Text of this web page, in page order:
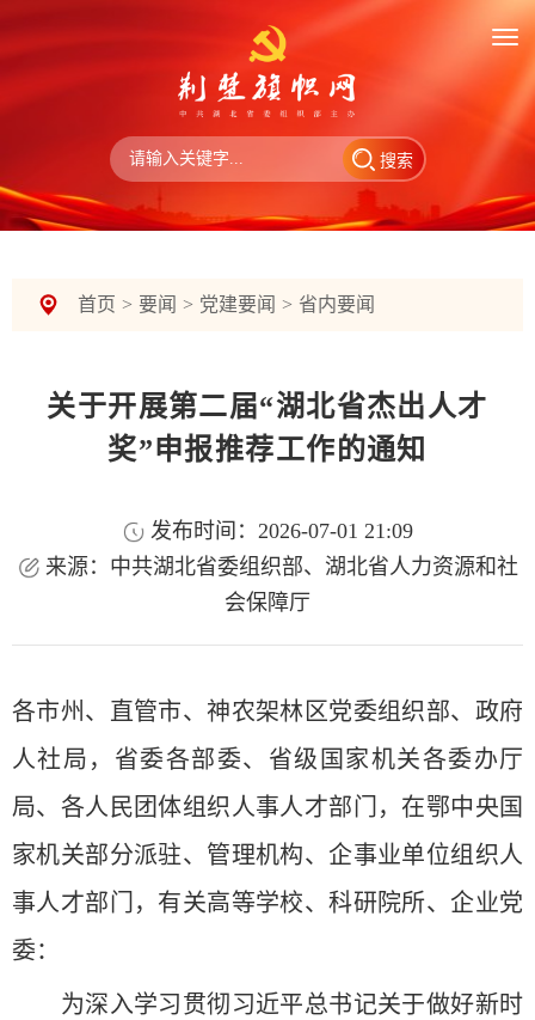
搜索
首页 > 要闻 > 党建要闻 > 省内要闻
关于开展第二届“湖北省杰出人才
奖”申报推荐工作的通知
发布时间：2026-07-01 21:09
来源：中共湖北省委组织部、湖北省人力资源和社
会保障厅
各市州、直管市、神农架林区党委组织部、政府
人社局，省委各部委、省级国家机关各委办厅
局、各人民团体组织人事人才部门，在鄂中央国
家机关部分派驻、管理机构、企事业单位组织人
事人才部门，有关高等学校、科研院所、企业党
委：
为深入学习贯彻习近平总书记关于做好新时